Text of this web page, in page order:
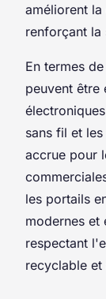
améliorent
renforçant la
En termes
peuvent être
sans fil et
accrue pour
les portails
modernes et
respectant
recyclable